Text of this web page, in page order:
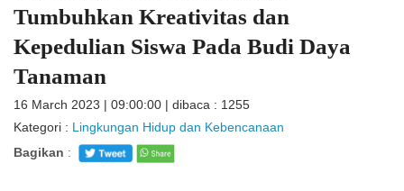
Tumbuhkan Kreativitas dan
Kepedulian Siswa Pada Budi Daya
Tanaman
16 March 2023 | 09:00:00 | dibaca : 1255
Kategori : Lingkungan Hidup dan Kebencanaan
Bagikan :